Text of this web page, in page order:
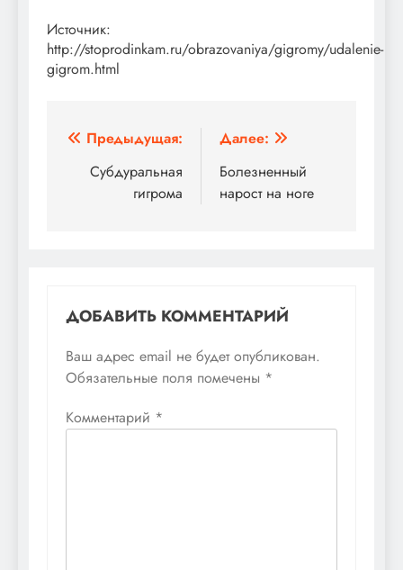
Источник:
http://stoprodinkam.ru/obrazovaniya/gigromy/udalenie-
gigrom.html
Навигация
записям
Предыдущая:
Субдуральная
гигрома
Далее:
Болезненный
нарост на ноге
ДОБАВИТЬ КОММЕНТАРИЙ
Ваш адрес email не будет опубликован.
Обязательные поля помечены *
Комментарий *